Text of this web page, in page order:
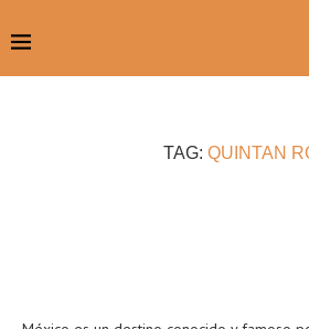
TAG: QUINTAN